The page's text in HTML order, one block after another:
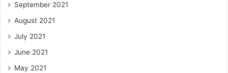
September 2021
August 2021
July 2021
June 2021
May 2021